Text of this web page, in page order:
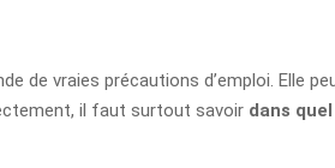
vraies précautions d’emploi. Elle
il faut surtout savoir dans